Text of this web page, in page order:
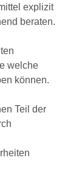
explizit
beraten.
welche
können.
Teil der